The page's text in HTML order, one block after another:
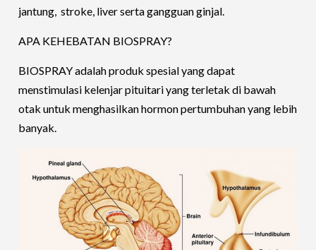
jantung, stroke, liver serta gangguan ginjal.
APA KEHEBATAN BIOSPRAY?
BIOSPRAY adalah produk spesial yang dapat
menstimulasi kelenjar pituitari yang terletak di bawah
otak untuk menghasilkan hormon pertumbuhan yang lebih
banyak.